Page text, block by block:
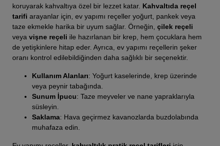
koruyarak kahvaltıya özel bir lezzet katar. Kahvaltıda reçel
tarifi arayanlar için, ev yapımı reçeller yoğurt, pankek veya
taze ekmekle harika bir uyum sağlar. Örneğin, çilek reçeli
veya vişne reçeli ile hazırlanan bir krep, hem çocuklara hem
de yetişkinlere hitap eder. Ayrıca, ev yapımı reçellerin şeker
oranı kontrol edilebildiğinden daha sağlıklı bir seçenektir.
Kullanım Alanları: Yoğurt kaselerinde, krep üzerinde
veya peynir tabağında.
Sunum İpucu: Taze meyveler ve nane yapraklarıyla
süsleyin.
Saklama: Hava geçirmez kavanozlarda buzdolabında
muhafaza edin.